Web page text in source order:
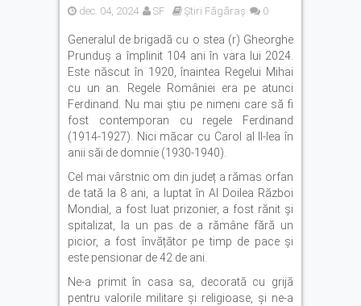
dec. 04, 2024 SF Știri Făgăraș 0
Generalul de brigadă cu o stea (r) Gheorghe
Prunduș a împlinit 104 ani în vara lui 2024.
Este născut în 1920, înaintea Regelui Mihai
cu un an. Regele României era pe atunci
Ferdinand. Nu mai știu pe nimeni care să fi
fost contemporan cu regele Ferdinand
(1914-1927). Nici măcar cu Carol al II-lea în
anii săi de domnie (1930-1940).
Cel mai vârstnic om din județ a rămas orfan
de tată la 8 ani, a luptat în Al Doilea Război
Mondial, a fost luat prizonier, a fost rănit și
spitalizat, la un pas de a rămâne fără un
picior, a fost învățător pe timp de pace și
este pensionar de 42 de ani.
Ne-a primit în casa sa, decorată cu grijă
pentru valorile militare și religioase, și ne-a